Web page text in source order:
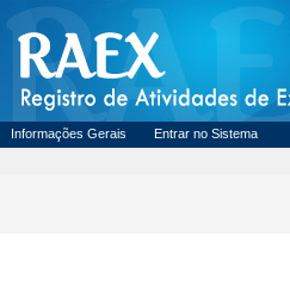
Informações Gerais Entrar no Sistema